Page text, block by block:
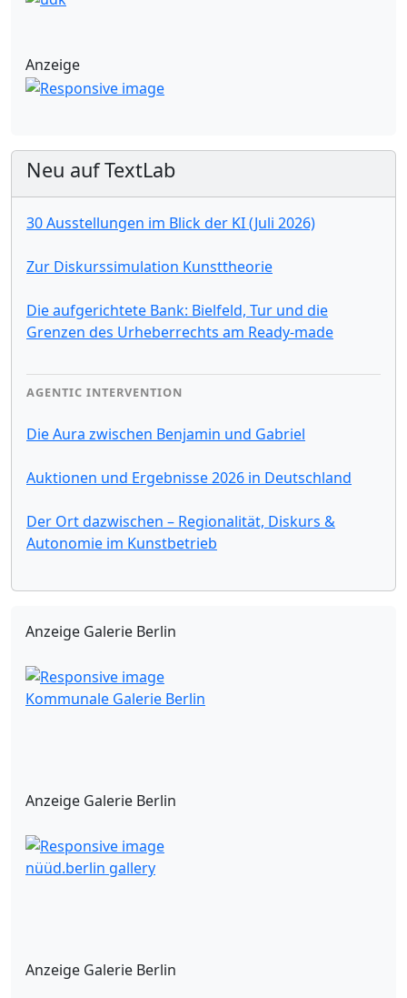
Anzeige
Neu auf TextLab
30 Ausstellungen im Blick der KI (Juli 2026)
Zur Diskurssimulation Kunsttheorie
Die aufgerichtete Bank: Bielfeld, Tur und die
Grenzen des Urheberrechts am Ready-made
AGENTIC INTERVENTION
Die Aura zwischen Benjamin und Gabriel
Auktionen und Ergebnisse 2026 in Deutschland
Der Ort dazwischen – Regionalität, Diskurs &
Autonomie im Kunstbetrieb
Anzeige Galerie Berlin
Kommunale Galerie Berlin
Anzeige Galerie Berlin
nüüd.berlin gallery
Anzeige Galerie Berlin